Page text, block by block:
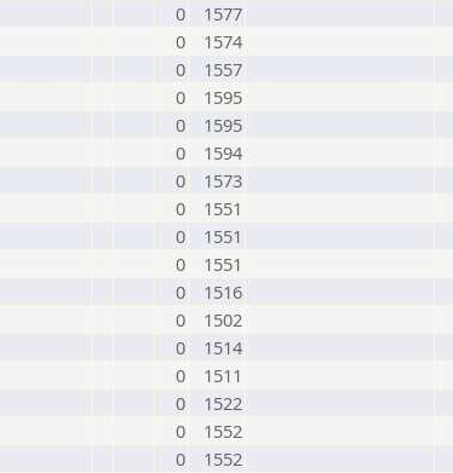
0
1577
0
1574
0
1557
0
1595
0
1595
0
1594
0
1573
0
1551
0
1551
0
1551
0
1516
0
1502
0
1514
0
1511
0
1522
0
1552
0
1552